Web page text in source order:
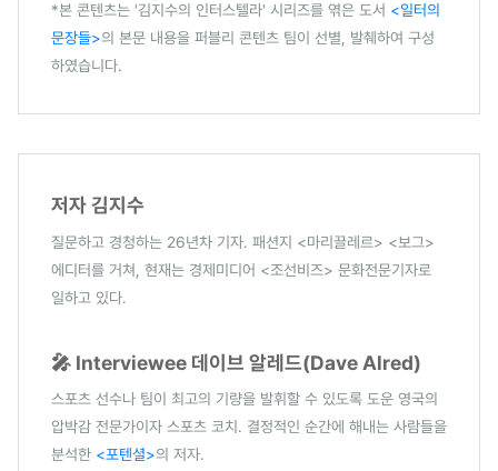
*본 콘텐츠는 '김지수의 인터스텔라' 시리즈를 엮은 도서 <일터의
문장들>의 본문 내용을 퍼블리 콘텐츠 팀이 선별, 발췌하여 구성
하였습니다.
저자 김지수
질문하고 경청하는 26년차 기자. 패션지 <마리끌레르> <보그>
에디터를 거쳐, 현재는 경제미디어 <조선비즈> 문화전문기자로
일하고 있다.
🎤 Interviewee 데이브 알레드(Dave Alred)
스포츠 선수나 팀이 최고의 기량을 발휘할 수 있도록 도운 영국의
압박감 전문가이자 스포츠 코치. 결정적인 순간에 해내는 사람들을
분석한 <포텐셜>의 저자.